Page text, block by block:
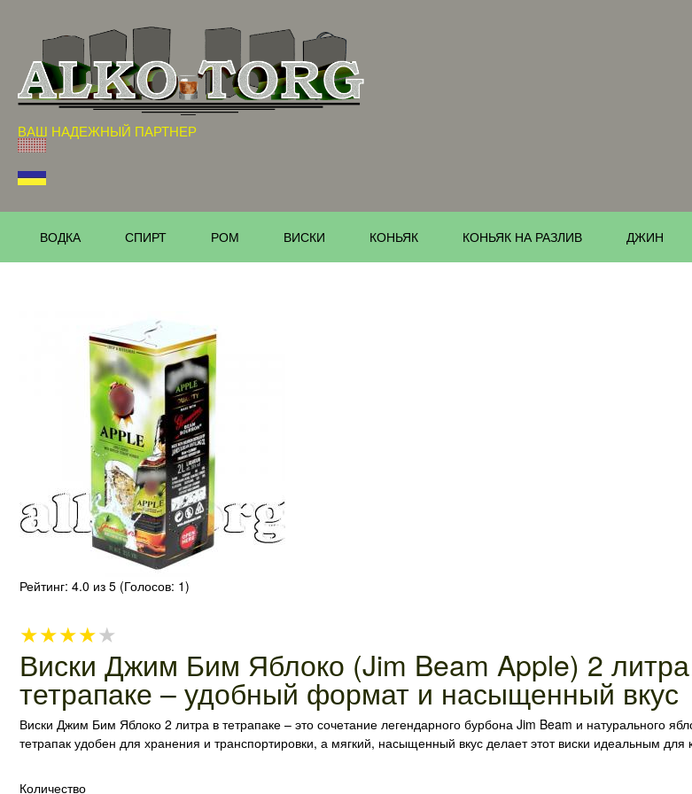
ВАШ НАДЕЖНЫЙ ПАРТНЕР
ВОДКА СПИРТ РОМ ВИСКИ КОНЬЯК КОНЬЯК НА РАЗЛИВ ДЖИН
Рейтинг: 4.0 из 5 (Голосов: 1)
★★★★★
Виски Джим Бим Яблоко (Jim Beam Apple) 2
тетрапаке – удобный формат и насыщенный вкус
Виски Джим Бим Яблоко 2 литра в тетрапаке – это сочетание легендарного бурбона Jim Beam и натурального
тетрапак удобен для хранения и транспортировки, а мягкий, насыщенный вкус делает этот виски идеальным для
Количество